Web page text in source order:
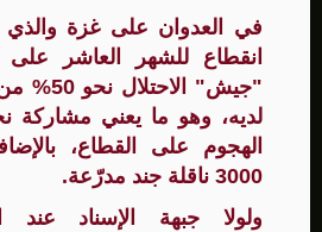
في العدوان على غزة
انقطاع للشهر العاشر على
"جيش"
الهجوم على القطاع،
3000 ناقلة جند مدرّعة.
ولولا جبهة الإسناد عند